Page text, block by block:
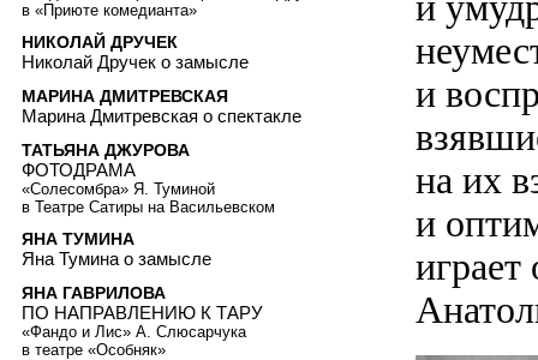
и
на их
и
в «Приюте комедианта»
НИКОЛАЙ ДРУЧЕК
Николай Дручек о замысле
МАРИНА ДМИТРЕВСКАЯ
Марина Дмитревская о спектакле
ТАТЬЯНА ДЖУРОВА
ФОТОДРАМА
«Солесомбра» Я. Туминой
в Театре Сатиры на Васильевском
ЯНА ТУМИНА
Яна Тумина о замысле
ЯНА ГАВРИЛОВА
ПО НАПРАВЛЕНИЮ К ТАРУ
«Фандо и Лис» А. Слюсарчука
в театре «Особняк»